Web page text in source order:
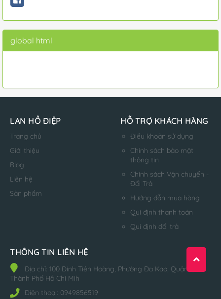
global html
LAN HỒ ĐIỆP
Trang chủ
Giới thiệu
Blog
Liên hệ
Sản phẩm
HỖ TRỢ KHÁCH HÀNG
Điều khoản sử dụng
Chính sách bảo mật
thông tin
Chính sách Vận chuyển -
Đổi Trả
Hướng dẫn mua hàng
Qui định thanh toán
Qui định đổi trả
THÔNG TIN LIÊN HỆ
Địa chỉ: 100 Đinh Tiên Hoàng, Phường Đa Kao, Quận 1,
Thành Phố Hồ Chí Mih
Điện thoại: 0949856519